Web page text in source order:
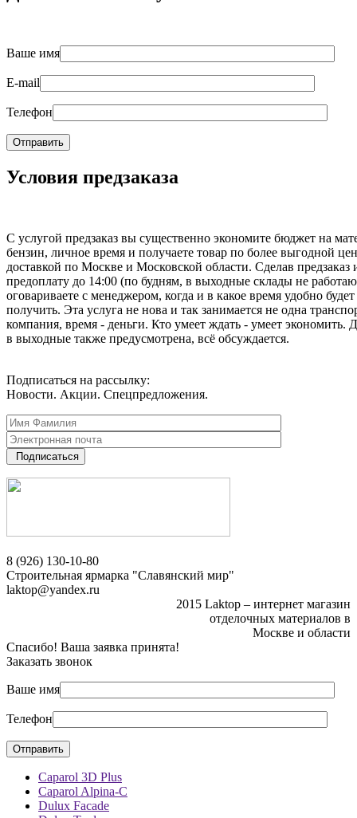
Ваше имя
E-mail
Телефон
Условия предзаказа
С услугой предзаказ вы существенно экономите бюджет на
бензин, личное время и получаете товар по более выгодной
доставкой по Москве и Московской области. Сделав предзаказ
предоплату до 14:00 (по будням, в выходные склады не
оговариваете с менеджером, когда и в какое время удобно будет
получить. Эта услуга не нова и так занимается не одна
компания, время - деньги. Кто умеет ждать - умеет экономить.
в выходные также предусмотрена, всё обсуждается.
Подписаться на рассылку:
Новости. Акции. Спецпредложения.
Подписаться
8 (926) 130-10-80
Строительная ярмарка "Славянский мир"
laktop@yandex.ru
2015 Laktop – интернет магазин
отделочных материалов в
Москве и области
Спасибо! Ваша заявка принята!
Заказать звонок
Ваше имя
Телефон
Caparol 3D Plus
Caparol Alpina-C
Dulux Facade